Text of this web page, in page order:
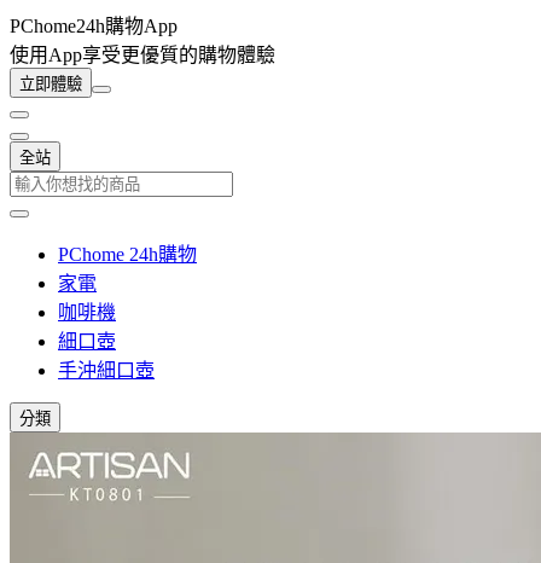
PChome24h購物App
使用App享受更優質的購物體驗
立即體驗
全站
PChome 24h購物
家電
咖啡機
細口壺
手沖細口壺
分類